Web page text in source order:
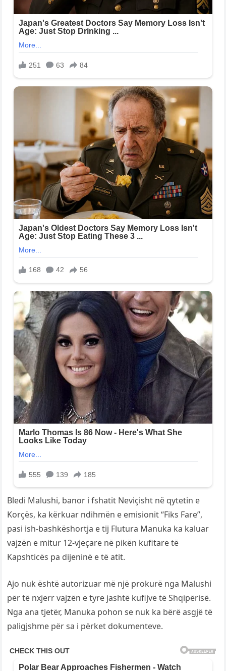
Bledi Malushi, banor i fshatit Neviçisht në qytetin e
Korçës, ka kërkuar ndihmën e emisionit “Fiks Fare”,
pasi ish-bashkëshortja e tij Flutura Manuka ka kaluar
vajzën e mitur 12-vjeçare në pikën kufitare të
Kapshticës pa dijeninë e të atit.
Ajo nuk është autorizuar më një prokurë nga Malushi
për të nxjerr vajzën e tyre jashtë kufijve të Shqipërisë.
Nga ana tjetër, Manuka pohon se nuk ka bërë asgjë të
paligjshme për sa i përket dokumenteve.